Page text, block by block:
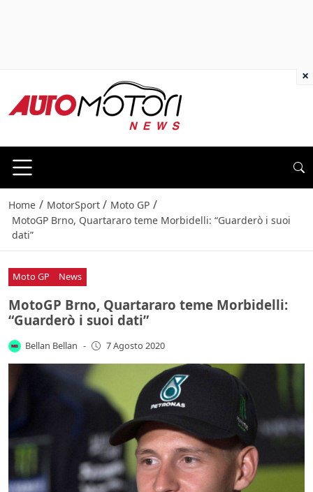
Home / MotorSport / Moto GP /
MotoGP Brno, Quartararo teme Morbidelli: “Guarderò i suoi
dati”
Moto GP News
MotoGP Brno, Quartararo teme Morbidelli:
“Guarderò i suoi dati”
Bellan Bellan - 7 Agosto 2020
×